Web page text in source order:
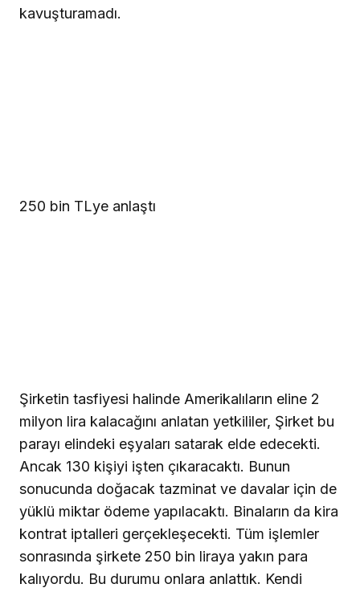
kavuşturamadı.
250 bin TLye anlaştı
Şirketin tasfiyesi halinde Amerikalıların eline 2
milyon lira kalacağını anlatan yetkililer, Şirket bu
parayı elindeki eşyaları satarak elde edecekti.
Ancak 130 kişiyi işten çıkaracaktı. Bunun
sonucunda doğacak tazminat ve davalar için de
yüklü miktar ödeme yapılacaktı. Binaların da kira
kontrat iptalleri gerçekleşecekti. Tüm işlemler
sonrasında şirkete 250 bin liraya yakın para
kalıyordu. Bu durumu onlara anlattık. Kendi